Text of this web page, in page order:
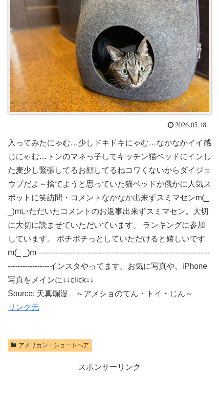
2026.05.18
入ってみたにゃむ…少しドキドキにゃむ…なかなかイイ感
じにゃむ…トンのマネっ子してキッチン猫ベッドにインし
た麦少し緊張してるお顔してるねコワくないからダイジョ
ウブだよ～捨てようと思っていた猫ベッドが俄かに人気ス
ポットに笑訪問・コメントなかなか出来ずスミマセンm(_
_)mいただいたコメントのお返事出来ずスミマセン。大切
に大切に読ませていただいています。 ランキングに参加
しています。 ポチポチっとしていただけると嬉しいです
m(_ _)m-----------------------------------------------------------------------
-----------------インスタやってます。お気に写真や、iPhone
写真をメインに↓↓click↓↓
Source: 天真爛漫 ～アメショのてん・トイ・じん～
リンク元
アメリカン・ショートヘア
スポンサーリンク